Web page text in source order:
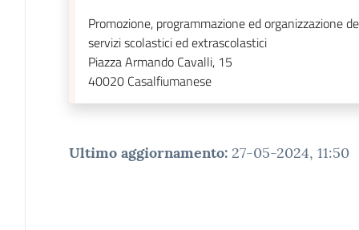
Promozione, programmazione ed organizzazione
servizi scolastici ed extrascolastici
Piazza Armando Cavalli, 15
40020 Casalfiumanese
Ultimo aggiornamento: 27-05-2024, 11:50